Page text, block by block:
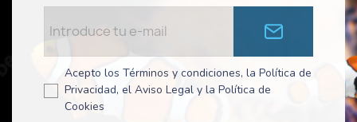
Acepto los Términos y condiciones, la Política de
Privacidad, el Aviso Legal y la Política de
Cookies